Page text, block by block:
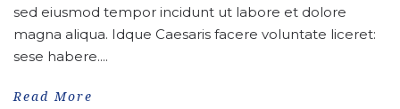
sed eiusmod tempor incidunt ut labore et dolore
magna aliqua. Idque Caesaris facere voluntate liceret:
sese habere....
Read More